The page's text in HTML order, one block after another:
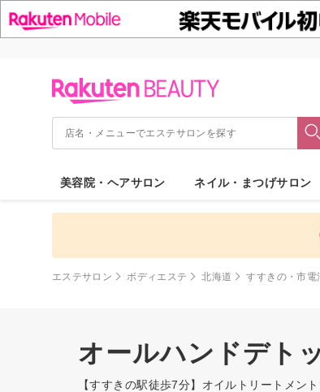
美容院・ヘアサロン ネイル・まつげサロン
エステサロン ボディエステ 北海道 すすきの・市電
オールハンドデト
【すすきの駅徒歩7分】オイルトリートメン